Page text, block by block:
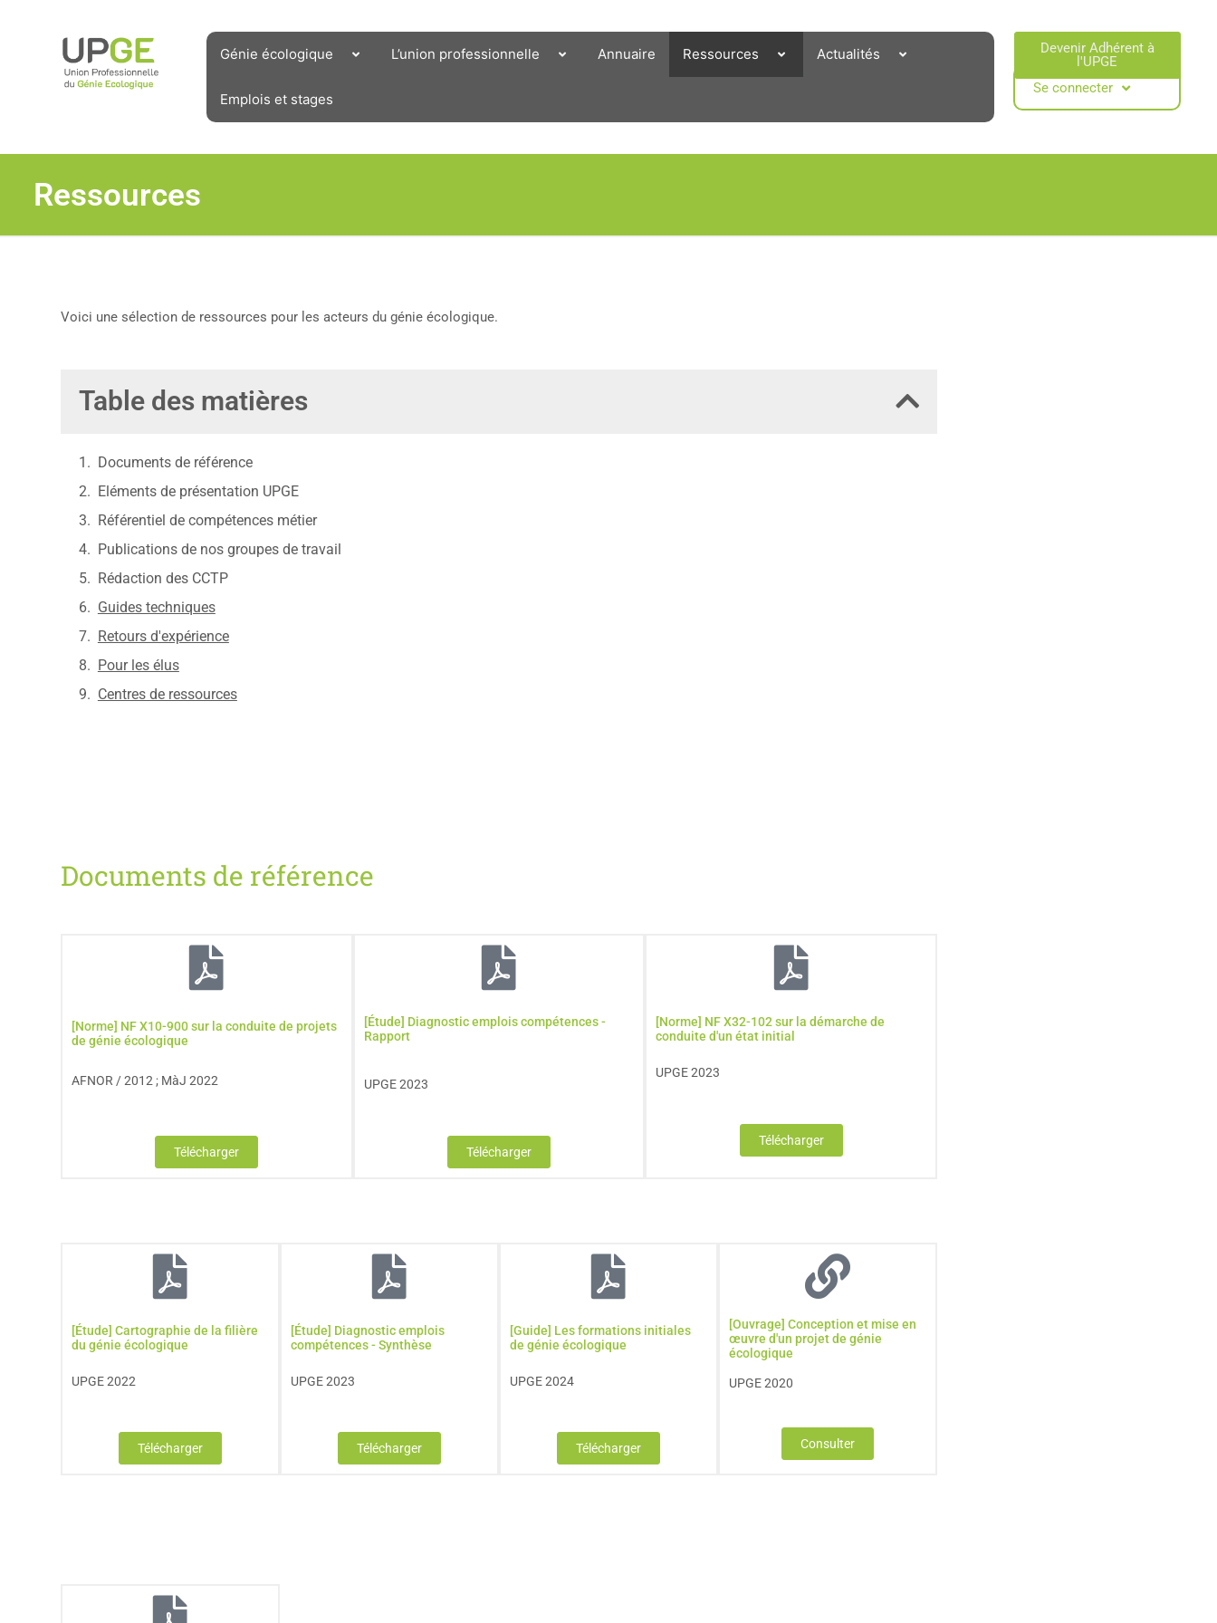
Génie écologique L’union professionnelle Annuaire Ressources Actualités
Emplois et stages
Devenir Adhérent à
l'UPGE​
Se connecter
Ressources
Voici une sélection de ressources pour les acteurs du génie écologique.
Table des matières
Documents de référence
Eléments de présentation UPGE
Référentiel de compétences métier
Publications de nos groupes de travail
Rédaction des CCTP
Guides techniques
Retours d'expérience
Pour les élus
Centres de ressources
Documents de référence
[Norme] NF X10-900 sur la conduite de projets
de génie écologique
AFNOR / 2012 ; MàJ 2022
Télécharger
[Étude] Diagnostic emplois compétences -
Rapport
UPGE 2023
Télécharger
[Norme] NF X32-102 sur la démarche de
conduite d'un état initial
UPGE 2023
Télécharger
[Étude] Cartographie de la filière
du génie écologique
UPGE 2022
Télécharger
[Étude] Diagnostic emplois
compétences - Synthèse
UPGE 2023
Télécharger
[Guide] Les formations initiales
de génie écologique
UPGE 2024
Télécharger
[Ouvrage] Conception et mise en
œuvre d'un projet de génie
écologique
UPGE 2020
Consulter